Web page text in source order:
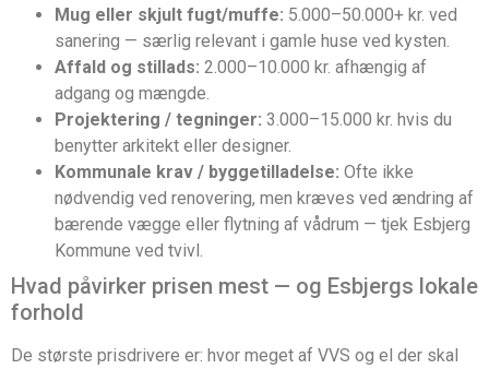
Mug eller skjult fugt/muffe: 5.000–50.000+ kr. ved
sanering — særlig relevant i gamle huse ved kysten.
Affald og stillads: 2.000–10.000 kr. afhængig af
adgang og mængde.
Projektering / tegninger: 3.000–15.000 kr. hvis du
benytter arkitekt eller designer.
Kommunale krav / byggetilladelse: Ofte ikke
nødvendig ved renovering, men kræves ved ændring af
bærende vægge eller flytning af vådrum — tjek Esbjerg
Kommune ved tvivl.
Hvad påvirker prisen mest — og Esbjergs lokale
forhold
De største prisdrivere er: hvor meget af VVS og el der skal